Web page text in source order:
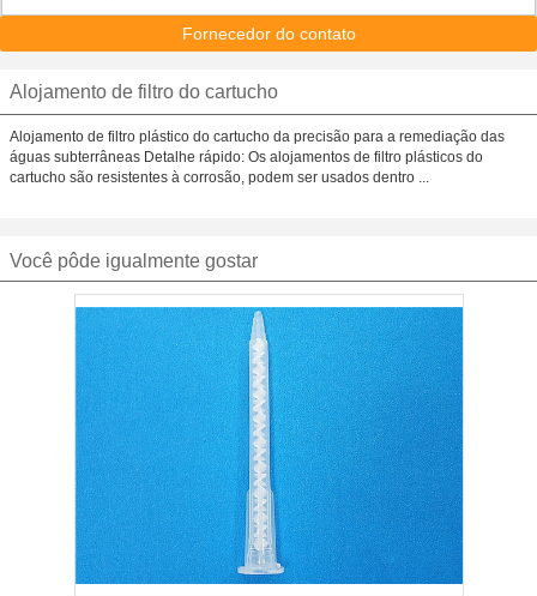
Fornecedor do contato
Alojamento de filtro do cartucho
Alojamento de filtro plástico do cartucho da precisão para a remediação das
águas subterrâneas Detalhe rápido: Os alojamentos de filtro plásticos do
cartucho são resistentes à corrosão, podem ser usados dentro ...
Você pôde igualmente gostar